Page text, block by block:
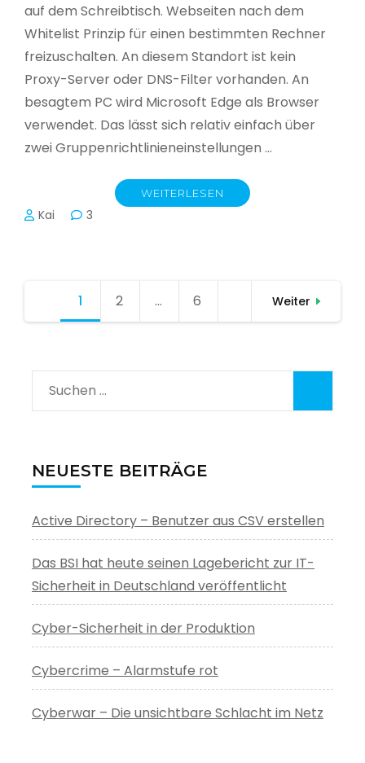
auf dem Schreibtisch. Webseiten nach dem
Whitelist Prinzip für einen bestimmten Rechner
freizuschalten. An diesem Standort ist kein
Proxy-Server oder DNS-Filter vorhanden. An
besagtem PC wird Microsoft Edge als Browser
verwendet. Das lässt sich relativ einfach über
zwei Gruppenrichtlinieneinstellungen …
WEITERLESEN
Kai 3
Seitennummerierung
1 Seite
2 … Seite
6 Weiter
Suchen
nach:
NEUESTE BEITRÄGE
Active Directory – Benutzer aus CSV erstellen
Das BSI hat heute seinen Lagebericht zur IT-
Sicherheit in Deutschland veröffentlicht
Cyber-Sicherheit in der Produktion
Cybercrime – Alarmstufe rot
Cyberwar – Die unsichtbare Schlacht im Netz